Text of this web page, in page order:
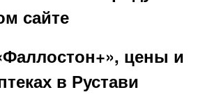
цены и
в Рустави